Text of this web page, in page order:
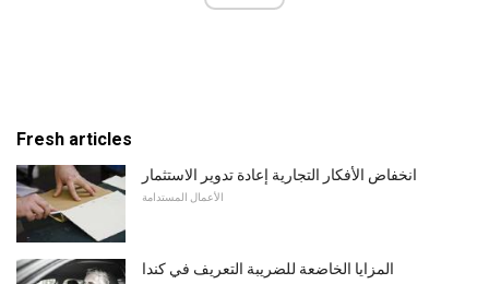
Fresh articles
انخفاض الأفكار التجارية إعادة تدوير الاستثمار
الأعمال المستدامة
المزايا الخاضعة للضريبة التعريف في كندا